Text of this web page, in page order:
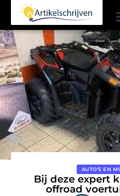
AUTO’S EN
Bij deze expert
offroad